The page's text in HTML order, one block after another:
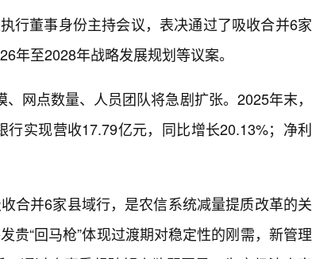
行董事身份主持会议，表决通过了吸收合并6家
年至2028年战略发展规划等议案。
网点数量、人员团队将急剧扩张。2025年末，
实现营收17.79亿元，同比增长20.13%；净利
合并6家县域行，是农信系统减量提质改革的关
贵“回马枪”体现过渡期对稳定性的刚需，新管理